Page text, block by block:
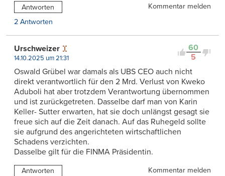
Antworten
Kommentar melden
2 Antworten
60
5
Urschweizer
14.10.2025 um 21:31
Oswald Grübel war damals als UBS CEO auch nicht
direkt verantwortlich für den 2 Mrd. Verlust von Kweko
Aduboli hat aber trotzdem Verantwortung übernommen
und ist zurückgetreten. Dasselbe darf man von Karin
Keller- Sutter erwarten, hat sie doch unlängst gesagt sie
freue sich auf die Zeit danach. Auf das Ruhegeld sollte
sie aufgrund des angerichteten wirtschaftlichen
Schadens verzichten.
Dasselbe gilt für die FINMA Präsidentin.
Antworten Kommentar melden